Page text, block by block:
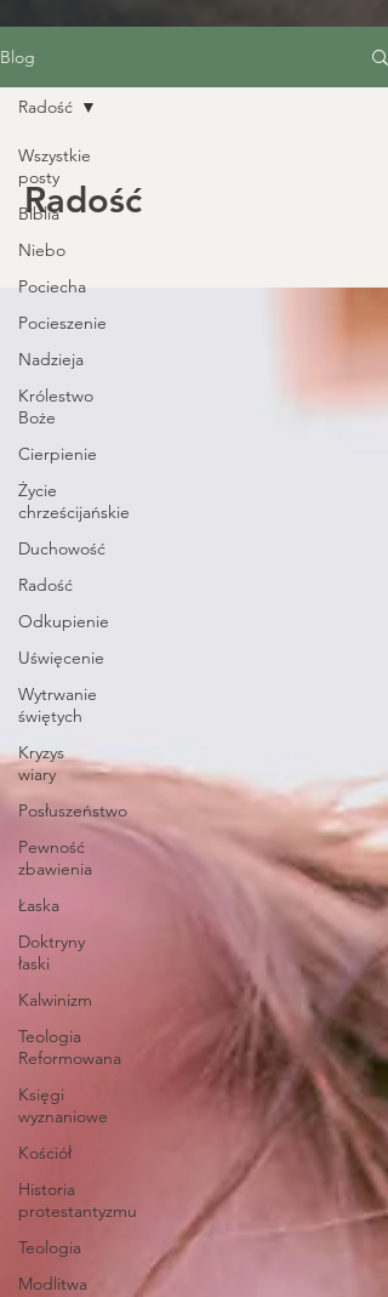
Blog
Wszystkie
posty
Biblia
Niebo
Pociecha
Pocieszenie
Nadzieja
Królestwo
Boże
Cierpienie
Życie
chrześcijańskie
Duchowość
Radość
Odkupienie
Uświęcenie
Wytrwanie
świętych
Kryzys
wiary
Posłuszeństwo
Pewność
zbawienia
Łaska
Doktryny
łaski
Kalwinizm
Teologia
Reformowana
Księgi
wyznaniowe
Kościół
Historia
protestantyzmu
Teologia
Modlitwa
Radość
Radość